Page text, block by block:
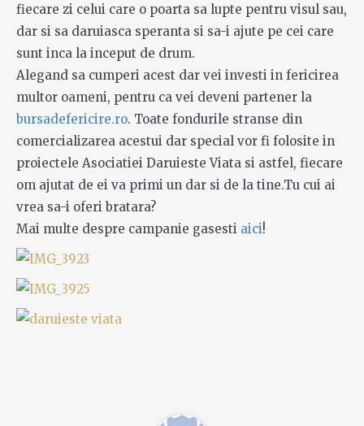
fiecare zi celui care o poarta sa lupte pentru visul sau,
dar si sa daruiasca speranta si sa-i ajute pe cei care
sunt inca la inceput de drum.
Alegand sa cumperi acest dar vei investi in fericirea
multor oameni, pentru ca vei deveni partener la
bursadefericire.ro. Toate fondurile stranse din
comercializarea acestui dar special vor fi folosite in
proiectele Asociatiei Daruieste Viata si astfel, fiecare
om ajutat de ei va primi un dar si de la tine.Tu cui ai
vrea sa-i oferi bratara?
Mai multe despre campanie gasesti aici!